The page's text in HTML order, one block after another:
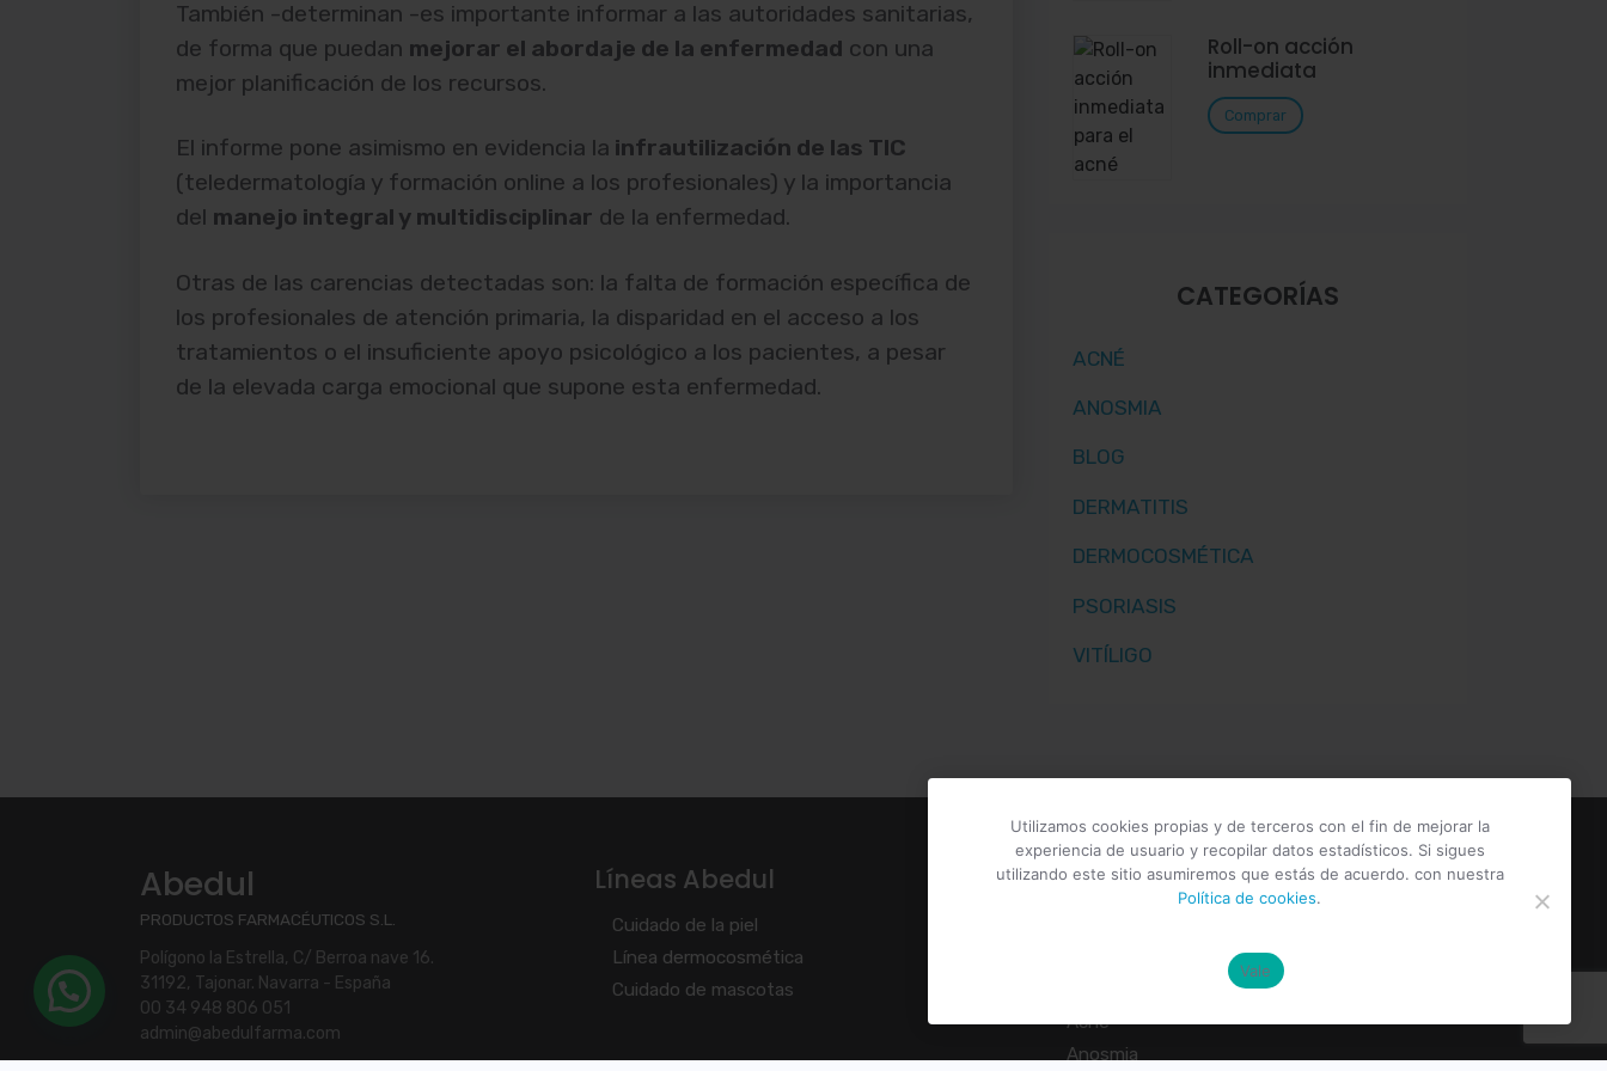
También -determinan -es importante informar a las autoridades sanitarias,
de forma que puedan mejorar el abordaje de la enfermedad con una
mejor planificación de los recursos.
El informe pone asimismo en evidencia la infrautilización de las TIC
(teledermatología y formación online a los profesionales) y la importancia
del manejo integral y multidisciplinar de la enfermedad.
Otras de las carencias detectadas son: la falta de formación específica de
los profesionales de atención primaria, la disparidad en el acceso a los
tratamientos o el insuficiente apoyo psicológico a los pacientes, a pesar
de la elevada carga emocional que supone esta enfermedad.
Roll-on acción
inmediata
Comprar
CATEGORÍAS
ACNÉ
ANOSMIA
BLOG
DERMATITIS
DERMOCOSMÉTICA
PSORIASIS
VITÍLIGO
Abedul
PRODUCTOS FARMACÉUTICOS S.L.
Polígono la Estrella, C/ Berroa nave 16.
31192, Tajonar. Navarra - España
00 34 948 806 051
admin@abedulfarma.com
Líneas Abedul
Cuidado de la piel
Línea dermocosmética
Cuidado de mascotas
Tratamientos
Acné
Anosmia
Utilizamos cookies propias y de terceros con el fin de mejorar la
experiencia de usuario y recopilar datos estadísticos. Si sigues
utilizando este sitio asumiremos que estás de acuerdo. con nuestra
Política de cookies.
Vale